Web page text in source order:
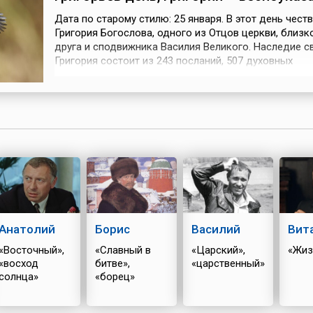
и
здесь стал ему верным
помощником в деле
обращения местного
населения в
христианство.Говорят, что
первоначально у Мэл...
субботы до
В понедельник,
завершения
установлен
праздник. На
состязаний
Дата по старому стилю: 25 января. В этот день
Григория Богослова, одного из Отцов церкви,
друга и сподвижника Василия Великого. Наследие
Григория состоит из 243 посланий, 507 духовных
«Восточный»,
«восход
Борис
«Славный в
битве»,
«борец»
Василий
«Царский»,
«царственный»